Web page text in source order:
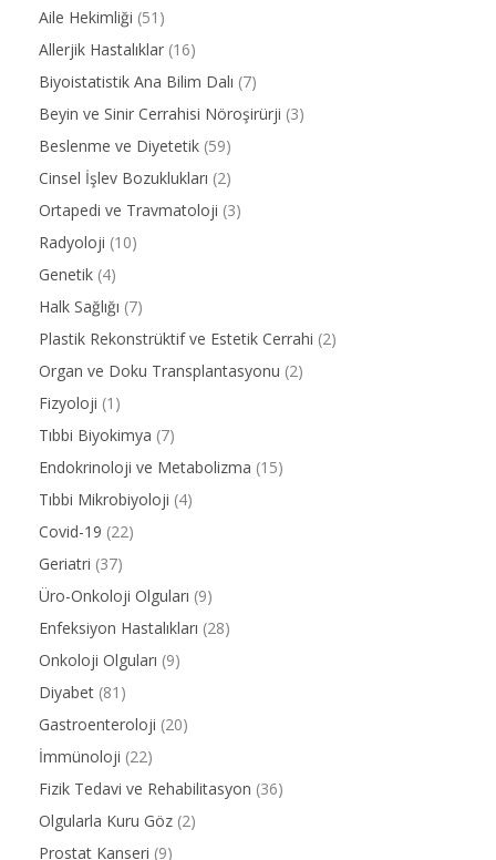
Aile Hekimliği (51)
Allerjik Hastalıklar (16)
Biyoistatistik Ana Bilim Dalı (7)
Beyin ve Sinir Cerrahisi Nöroşirürji (3)
Beslenme ve Diyetetik (59)
Cinsel İşlev Bozuklukları (2)
Ortapedi ve Travmatoloji (3)
Radyoloji (10)
Genetik (4)
Halk Sağlığı (7)
Plastik Rekonstrüktif ve Estetik Cerrahi (2)
Organ ve Doku Transplantasyonu (2)
Fizyoloji (1)
Tıbbi Biyokimya (7)
Endokrinoloji ve Metabolizma (15)
Tıbbi Mikrobiyoloji (4)
Covid-19 (22)
Geriatri (37)
Üro-Onkoloji Olguları (9)
Enfeksiyon Hastalıkları (28)
Onkoloji Olguları (9)
Diyabet (81)
Gastroenteroloji (20)
İmmünoloji (22)
Fizik Tedavi ve Rehabilitasyon (36)
Olgularla Kuru Göz (2)
Prostat Kanseri (9)